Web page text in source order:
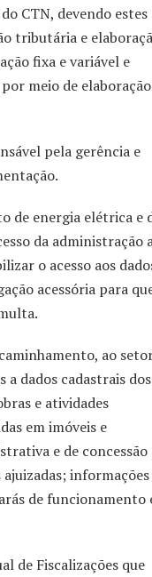
CTN, devendo estes
tributária e
fixa e variável e
meio de
pela gerência e
de energia elétrica e
da administração
o acesso aos
acessória para
ao
dados cadastrais dos
e atividades
em imóveis e
e de concessão
informações
de funcionamento
de Fiscalizações que